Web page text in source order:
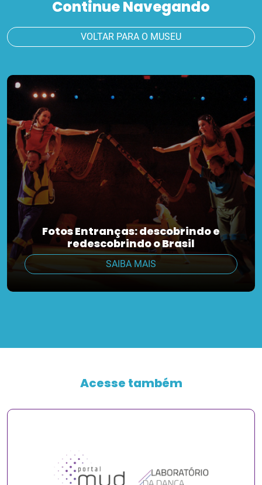
Continue Navegando
VOLTAR PARA O MUSEU
Fotos Entranças: descobrindo e
redescobrindo o Brasil
SAIBA MAIS
Acesse também